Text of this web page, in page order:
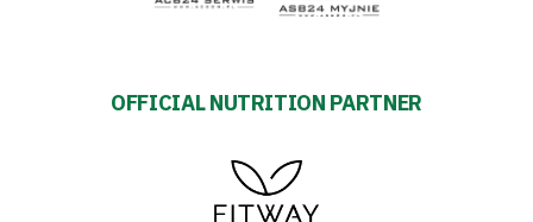
OFFICIAL NUTRITION PARTNER